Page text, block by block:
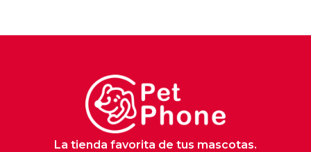
La tienda favorita de tus mascotas.